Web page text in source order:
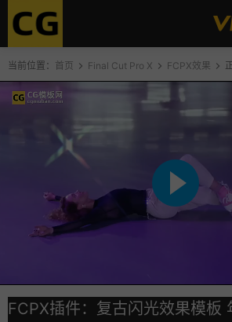
当前位置： 首页 Final Cut Pro X FCPX效果
FCPX插件：复古闪光效果模板